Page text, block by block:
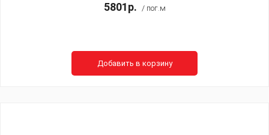
5801р. / пог.м
Добавить в корзину